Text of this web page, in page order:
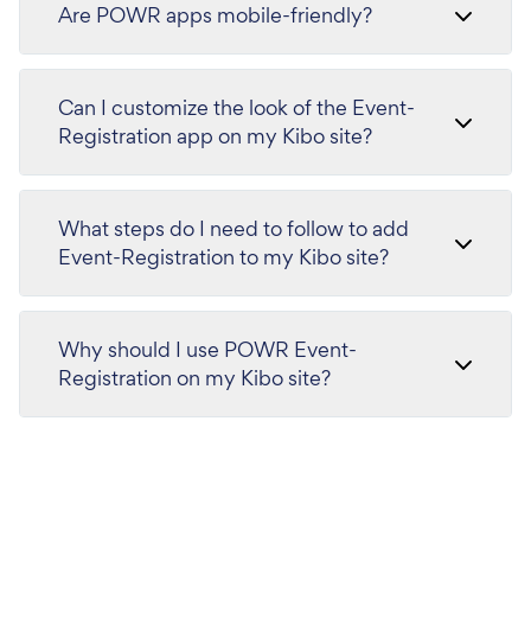
Are POWR apps mobile-friendly?
Can I customize the look of the Event-
Registration app on my Kibo site?
What steps do I need to follow to add
Event-Registration to my Kibo site?
Why should I use POWR Event-
Registration on my Kibo site?